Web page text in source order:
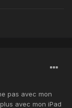
pas avec mon
avec mon iPad